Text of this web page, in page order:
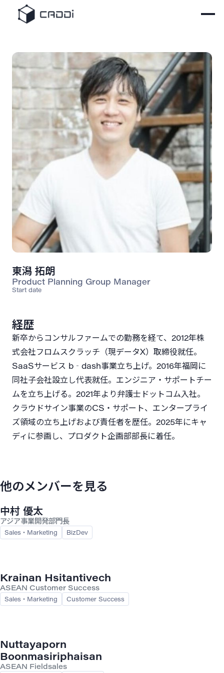
東潟 拓朗
Product Planning Group Manager
Start date
経歴
新卒からコンサルファームでの勤務を経て、2012年株
式会社フロムスクラッチ（現データX）取締役就任。
SaaSサービス b‐dash事業立ち上げ。2016年福岡に
同社子会社設立し代表就任。エンジニア・サポートチー
ムを立ち上げる。2021年より弁護士ドットコム入社。
クラウドサイン事業のCS・サポート、エンタープライ
ズ領域の立ち上げおよび責任者を歴任。2025年にキャ
ディに参画し、プロダクト企画部部長に着任。
他のメンバーを見る
中村 優太
アジア事業開発部門長
Sales・Marketing BizDev
Krainan Hsitantivech
ASEAN Customer Success
Sales・Marketing Customer Success
Nuttayaporn
Boonmasiriphaisan
ASEAN Fieldsales